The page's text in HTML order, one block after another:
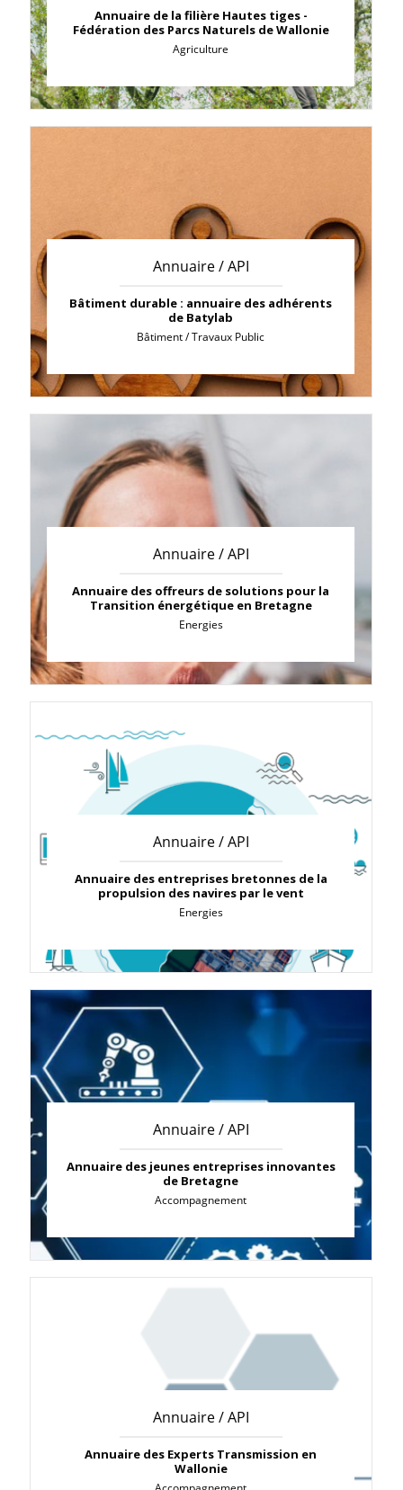
Annuaire de la filière Hautes tiges -
Fédération des Parcs Naturels de Wallonie
Agriculture
Annuaire / API
Bâtiment durable : annuaire des adhérents
de Batylab
Bâtiment / Travaux Public
Annuaire / API
Annuaire des offreurs de solutions pour la
Transition énergétique en Bretagne
Energies
Annuaire / API
Annuaire des entreprises bretonnes de la
propulsion des navires par le vent
Energies
Annuaire / API
Annuaire des jeunes entreprises innovantes
de Bretagne
Accompagnement
Annuaire / API
Annuaire des Experts Transmission en
Wallonie